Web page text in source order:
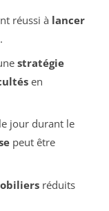
réussi à lancer
.
stratégie
en
jour durant le
peut être
réduits